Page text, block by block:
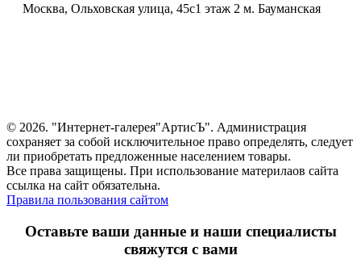
Москва, Ольховская улица, 45с1 этаж 2 м. Бауманская
© 2026. "Интернет-галерея"АртисЪ". Администрация
сохраняет за собой исключительное право определять, следует
ли приобретать предложенные населением товары.
Все права защищены. При использование материлаов сайта
ссылка на сайт обязательна.
Правила пользования сайтом
Оставьте ваши данные и наши специалисты
свяжутся с вами